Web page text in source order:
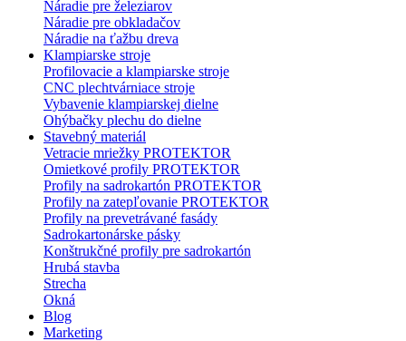
Náradie pre železiarov
Náradie pre obkladačov
Náradie na ťažbu dreva
Klampiarske stroje
Profilovacie a klampiarske stroje
CNC plechtvárniace stroje
Vybavenie klampiarskej dielne
Ohýbačky plechu do dielne
Stavebný materiál
Vetracie mriežky PROTEKTOR
Omietkové profily PROTEKTOR
Profily na sadrokartón PROTEKTOR
Profily na zatepľovanie PROTEKTOR
Profily na prevetrávané fasády
Sadrokartonárske pásky
Konštrukčné profily pre sadrokartón
Hrubá stavba
Strecha
Okná
Blog
Marketing